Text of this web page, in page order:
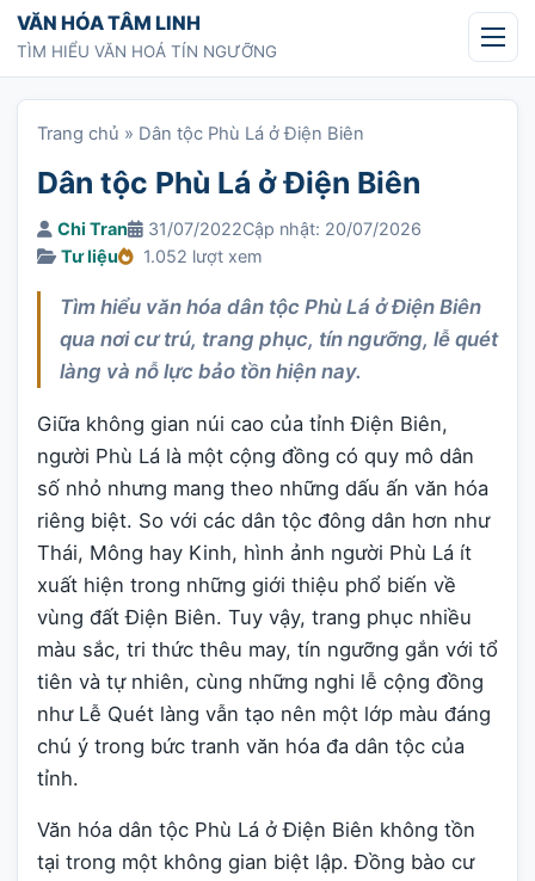
Chuyển tới nội dung
VĂN HÓA TÂM LINH
TÌM HIỂU VĂN HOÁ TÍN NGƯỠNG
Trang chủ » Dân tộc Phù Lá ở Điện Biên
Dân tộc Phù Lá ở Điện Biên
Chi Tran 31/07/2022Cập nhật: 20/07/2026
Tư liệu
1.052 lượt xem
Tìm hiểu văn hóa dân tộc Phù Lá ở Điện Biên
qua nơi cư trú, trang phục, tín ngưỡng, lễ quét
làng và nỗ lực bảo tồn hiện nay.
Giữa không gian núi cao của tỉnh Điện Biên,
người Phù Lá là một cộng đồng có quy mô dân
số nhỏ nhưng mang theo những dấu ấn văn hóa
riêng biệt. So với các dân tộc đông dân hơn như
Thái, Mông hay Kinh, hình ảnh người Phù Lá ít
xuất hiện trong những giới thiệu phổ biến về
vùng đất Điện Biên. Tuy vậy, trang phục nhiều
màu sắc, tri thức thêu may, tín ngưỡng gắn với tổ
tiên và tự nhiên, cùng những nghi lễ cộng đồng
như Lễ Quét làng vẫn tạo nên một lớp màu đáng
chú ý trong bức tranh văn hóa đa dân tộc của
tỉnh.
Văn hóa dân tộc Phù Lá ở Điện Biên không tồn
tại trong một không gian biệt lập. Đồng bào cư